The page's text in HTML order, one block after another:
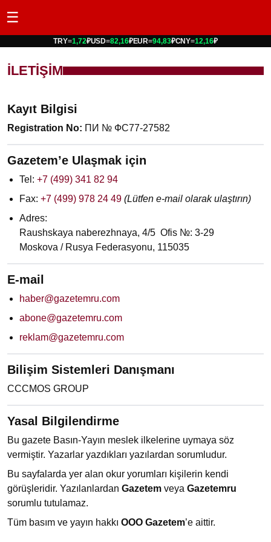
☰
TRY=1,72₽USD=82,16₽EUR=94,83₽CNY=12,16₽
İLETİŞİM
Kayıt Bilgisi
Registration No: ПИ № ФС77-27582
Gazetem’e Ulaşmak için
Tel: +7 (499) 341 82 94
Fax: +7 (499) 978 24 49 (Lütfen e-mail olarak ulaştırın)
Adres:
Raushskaya naberezhnaya, 4/5 Ofis №: 3-29
Moskova / Rusya Federasyonu, 115035
E-mail
haber@gazetemru.com
abone@gazetemru.com
reklam@gazetemru.com
Bilişim Sistemleri Danışmanı
CCCMOS GROUP
Yasal Bilgilendirme
Bu gazete Basın-Yayın meslek ilkelerine uymaya söz
vermiştir. Yazarlar yazdıkları yazılardan sorumludur.
Bu sayfalarda yer alan okur yorumları kişilerin kendi
görüşleridir. Yazılanlardan Gazetem veya Gazetemru
sorumlu tutulamaz.
Tüm basım ve yayın hakkı OOO Gazetem’e aittir.